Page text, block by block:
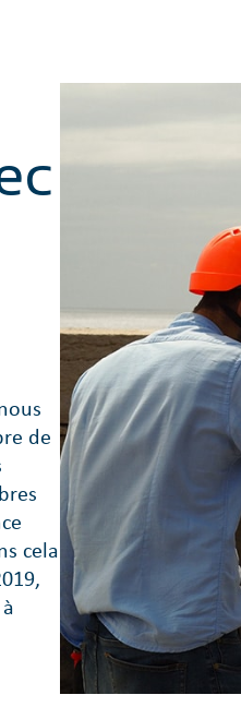
de
cela